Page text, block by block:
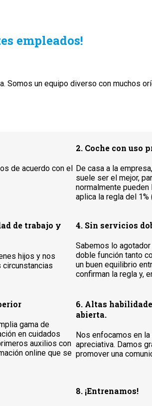
empleados!
Somos un equipo diverso con muchos
de acuerdo con el
2. Coche con uso
De casa a la
suele ser el mejor,
normalmente
aplica la regla del
de trabajo y
hijos y nos
4. Sin servicios
Sabemos lo
doble función tanto
un buen equilibrio
confirman la regla y,
gama de
en cuidados
auxilios con
online que se
6. Altas
abierta.
Nos enfocamos en
apreciativa. Damos
promover una
8. ¡Entrenamos!